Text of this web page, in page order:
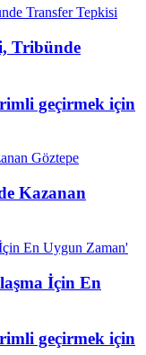
Tribünde
geçirmek için
Kazanan
İçin En
geçirmek için